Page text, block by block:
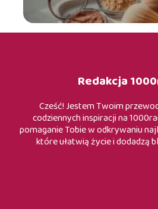
Redakcja
Cześć! Jestem Twoim
codziennych inspiracji na
pomaganie Tobie w odkrywaniu
które ułatwią życie i dodadzą